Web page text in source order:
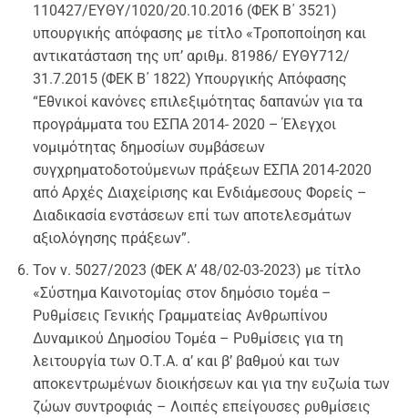
110427/EΥΘΥ/1020/20.10.2016 (ΦΕΚ Β΄ 3521)
υπουργικής απόφασης με τίτλο «Τροποποίηση και
αντικατάσταση της υπ’ αριθμ. 81986/ ΕΥΘΥ712/
31.7.2015 (ΦΕΚ Β΄ 1822) Υπουργικής Απόφασης
“Εθνικοί κανόνες επιλεξιμότητας δαπανών για τα
προγράμματα του ΕΣΠΑ 2014- 2020 – Έλεγχοι
νομιμότητας δημοσίων συμβάσεων
συγχρηματοδοτούμενων πράξεων ΕΣΠΑ 2014-2020
από Αρχές Διαχείρισης και Ενδιάμεσους Φορείς –
Διαδικασία ενστάσεων επί των αποτελεσμάτων
αξιολόγησης πράξεων”.
Τον ν. 5027/2023 (ΦΕΚ A’ 48/02-03-2023) με τίτλο
«Σύστημα Καινοτομίας στον δημόσιο τομέα –
Ρυθμίσεις Γενικής Γραμματείας Ανθρωπίνου
Δυναμικού Δημοσίου Τομέα – Ρυθμίσεις για τη
λειτουργία των Ο.Τ.Α. α’ και β’ βαθμού και των
αποκεντρωμένων διοικήσεων και για την ευζωία των
ζώων συντροφιάς – Λοιπές επείγουσες ρυθμίσεις